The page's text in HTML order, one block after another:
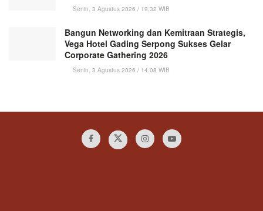
Senin, 3 Agustus 2026 / 19:32 WIB
Bangun Networking dan Kemitraan Strategis,
Vega Hotel Gading Serpong Sukses Gelar
Corporate Gathering 2026
Senin, 3 Agustus 2026 / 14:08 WIB